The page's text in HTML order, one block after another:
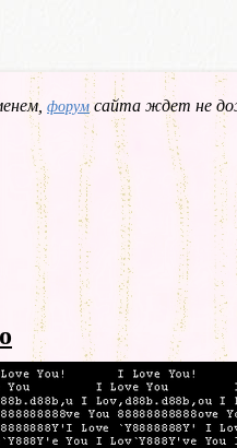
форум сайта ждет не